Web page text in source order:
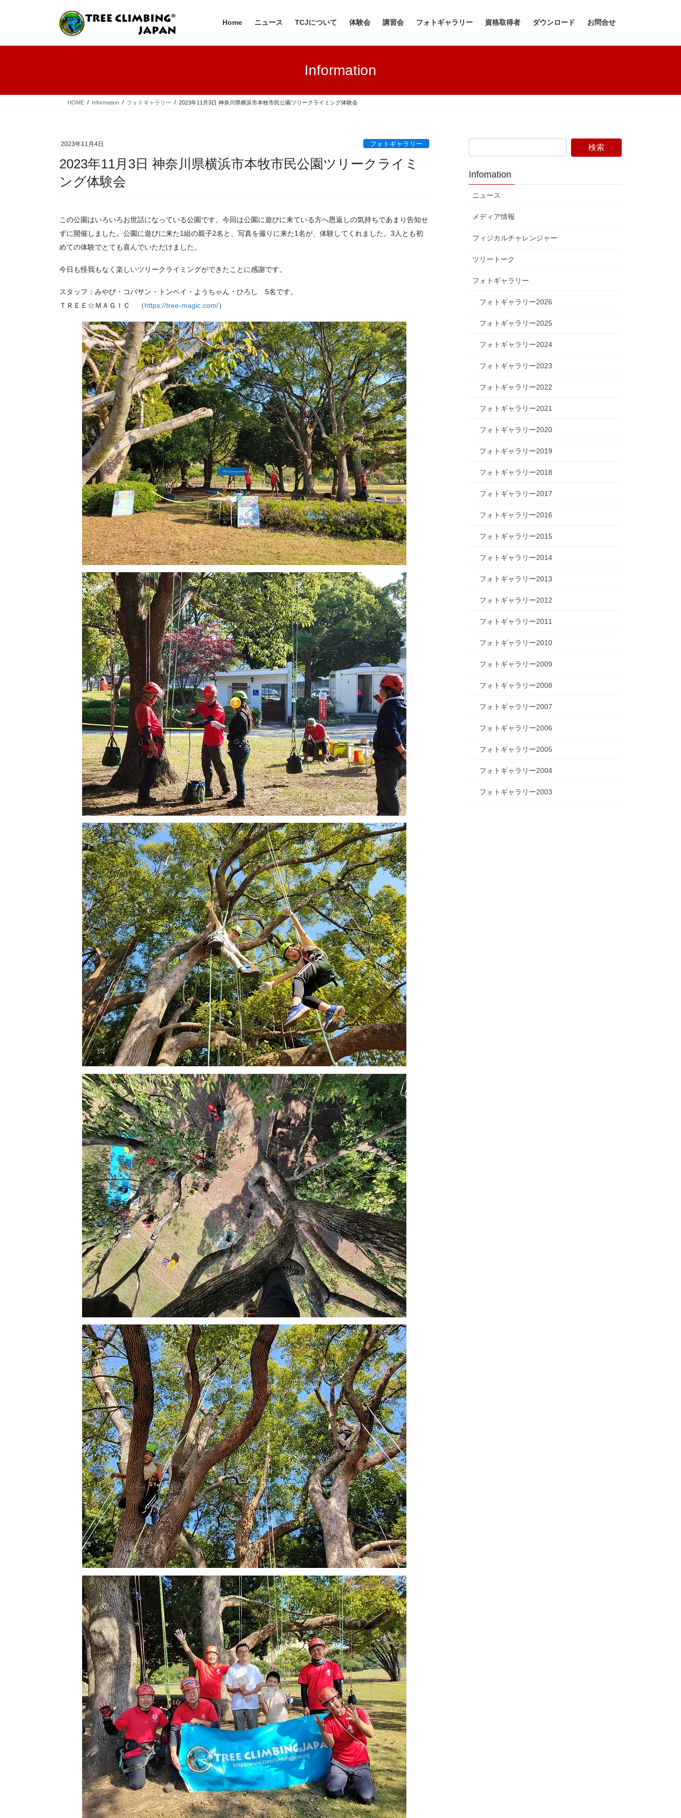
ツ
シ
Home ニュース TCJについて 体験会 講習会 フォトギャラリー 資格取得者 ダウンロード お問合せ
Information
HOME Information フォトギャラリー 2023年11月3日 神奈川県横浜市本牧市民公園ツリークライミング体験会
2023年11月4日 フォトギャラリー
2023年11月3日 神奈川県横浜市本牧市民公園ツリークライミ
ング体験会
この公園はいろいろお世話になっている公園です。今回は公園に遊びに来ている方へ恩返しの気持ちであまり告知せ
ずに開催しました。公園に遊びに来た1組の親子2名と、写真を撮りに来た1名が、体験してくれました。3人とも初
めての体験でとても喜んでいただけました。
今日も怪我もなく楽しいツリークライミングができたことに感謝です。
スタッフ：みやび・コバサン・トンペイ・ようちゃん・ひろし 5名です。
ＴＲＥＥ☆ＭＡＧＩＣ （https://tree-magic.com/）
Infomation
ニュース
メディア情報
フィジカルチャレンジャー
ツリートーク
フォトギャラリー
フォトギャラリー2026
フォトギャラリー2025
フォトギャラリー2024
フォトギャラリー2023
フォトギャラリー2022
フォトギャラリー2021
フォトギャラリー2020
フォトギャラリー2019
フォトギャラリー2018
フォトギャラリー2017
フォトギャラリー2016
フォトギャラリー2015
フォトギャラリー2014
フォトギャラリー2013
フォトギャラリー2012
フォトギャラリー2011
フォトギャラリー2010
フォトギャラリー2009
フォトギャラリー2008
フォトギャラリー2007
フォトギャラリー2006
フォトギャラリー2005
フォトギャラリー2004
フォトギャラリー2003